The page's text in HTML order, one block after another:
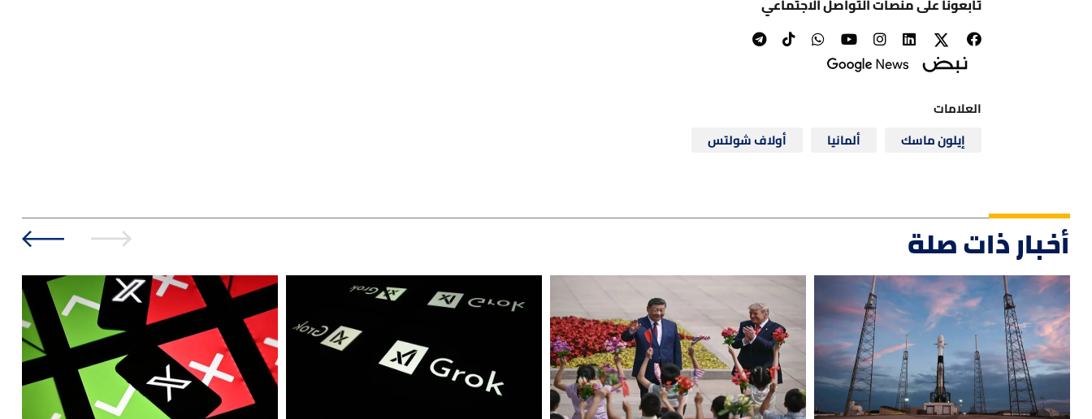
تابعونا على منصات التواصل الاجتماعي
العلامات
إيلون ماسك
ألمانيا أولاف شولتس
أخبار ذات صلة